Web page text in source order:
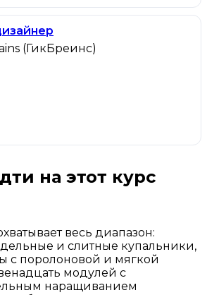
(ГикБреинс)
на этот курс
весь диапазон:
и слитные купальники,
с поролоновой и мягкой
модулей с
наращиванием